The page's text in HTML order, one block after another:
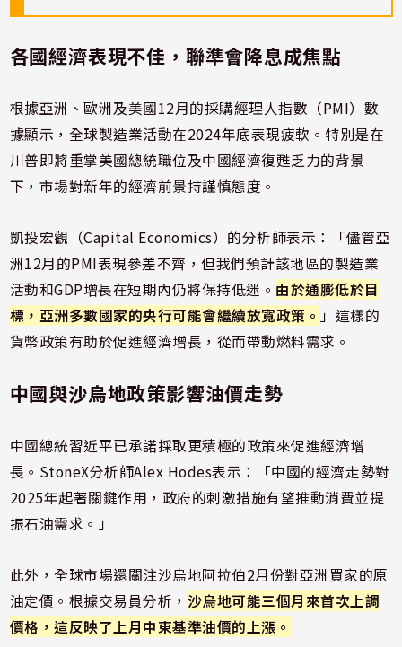
各國經濟表現不佳，聯準會降息成焦點
根據亞洲、歐洲及美國12月的採購經理人指數（PMI）數
據顯示，全球製造業活動在2024年底表現疲軟。特別是在
川普即將重掌美國總統職位及中國經濟復甦乏力的背景
下，市場對新年的經濟前景持謹慎態度。
凱投宏觀（Capital Economics）的分析師表示：「儘管亞
洲12月的PMI表現參差不齊，但我們預計該地區的製造業
活動和GDP增長在短期內仍將保持低迷。 由於通膨低於目
標，亞洲多數國家的央行可能會繼續放寬政策。 」這樣的
貨幣政策有助於促進經濟增長，從而帶動燃料需求。
中國與沙烏地政策影響油價走勢
中國總統習近平已承諾採取更積極的政策來促進經濟增
長。StoneX分析師Alex Hodes表示：「中國的經濟走勢對
2025年起著關鍵作用，政府的刺激措施有望推動消費並提
振石油需求。」
此外，全球市場還關注沙烏地阿拉伯2月份對亞洲買家的原
油定價。根據交易員分析， 沙烏地可能三個月來首次上調
價格，這反映了上月中東基準油價的上漲。